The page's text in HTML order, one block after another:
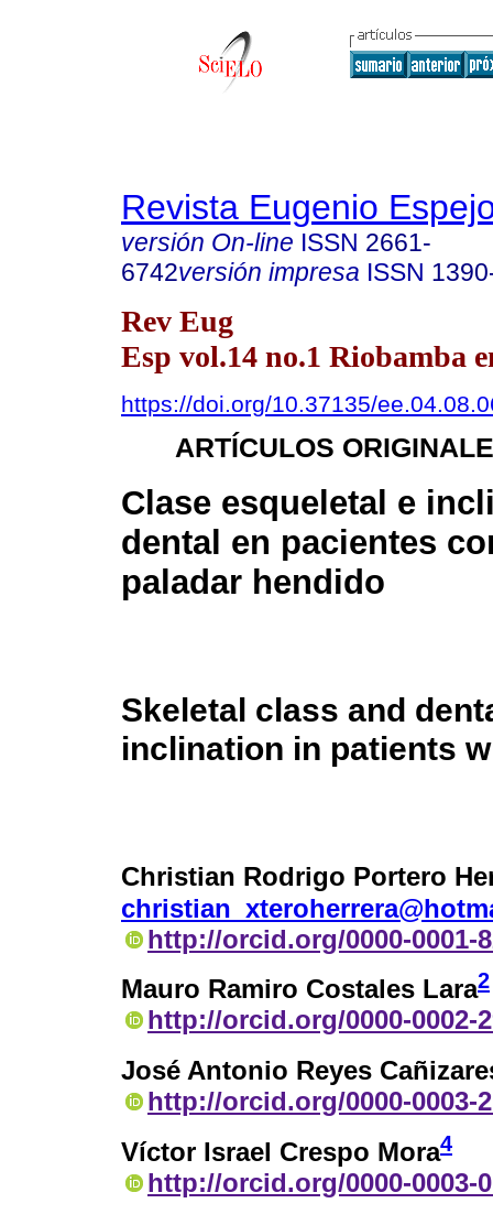
Revista Eugenio
versión On-line ISSN 2661-
6742versión impresa ISSN
Rev Eug
Esp vol.14 no.1 Riobamba
https://doi.org/10.37135/
ARTÍCULOS
Clase esqueletal e
dental en pacientes
paladar hendido
Skeletal class and
inclination in patients
Christian Rodrigo Portero
http://orcid.org/0000-0001-
Mauro Ramiro Costales Lara2
http://orcid.org/0000-0002-
José Antonio Reyes
http://orcid.org/0000-0003-
Víctor Israel Crespo Mora4
http://orcid.org/0000-0003-